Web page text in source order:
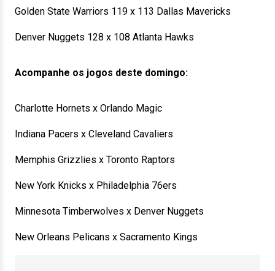
Golden State Warriors 119 x 113 Dallas Mavericks
Denver Nuggets 128 x 108 Atlanta Hawks
Acompanhe os jogos deste domingo:
Charlotte Hornets x Orlando Magic
Indiana Pacers x Cleveland Cavaliers
Memphis Grizzlies x Toronto Raptors
New York Knicks x Philadelphia 76ers
Minnesota Timberwolves x Denver Nuggets
New Orleans Pelicans x Sacramento Kings